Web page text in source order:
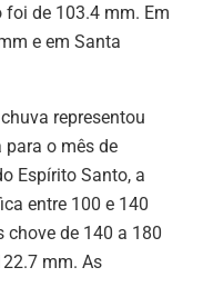
de 103.4 mm. Em
e em Santa
representou
o mês de
Espírito Santo, a
entre 100 e 140
chove de 140 a 180
mm. As